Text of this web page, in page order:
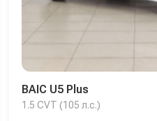
BAIC U5 Plus
1.5 CVT (105 л.с.)